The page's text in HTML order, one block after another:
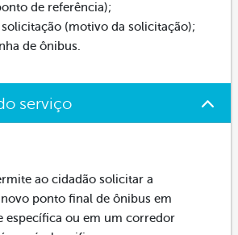
de referência);
solicitação (motivo da solicitação);
de ônibus.
serviço
ao cidadão solicitar a
ponto final de ônibus em
específica ou em um corredor